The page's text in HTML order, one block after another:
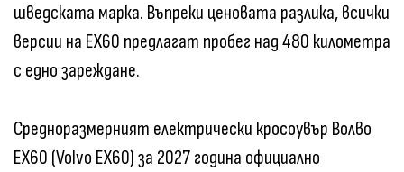
шведската марка. Въпреки ценовата разлика, всички
версии на EX60 предлагат пробег над 480 километра
с едно зареждане.
Средноразмерният електрически кросоувър Волво
EX60 (Volvo EX60) за 2027 година официално